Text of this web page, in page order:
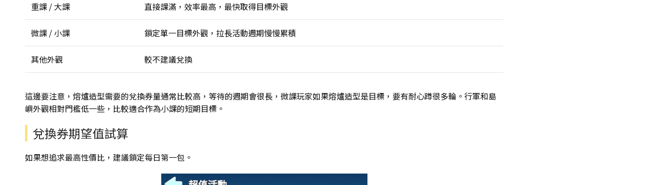
重課 / 大課 直接課滿，效率最高，最快取得目標外觀
微課 / 小課 鎖定單一目標外觀，拉長活動週期慢慢累積
其他外觀 較不建議兌換
這邊要注意，熔爐造型需要的兌換券量通常比較高，等待的週期會很長，微課玩家如果熔爐造型是目標，要有耐心蹲很多輪。行軍和島
嶼外觀相對門檻低一些，比較適合作為小課的短期目標。
兌換券期望值試算
如果想追求最高性價比，建議鎖定每日第一包。